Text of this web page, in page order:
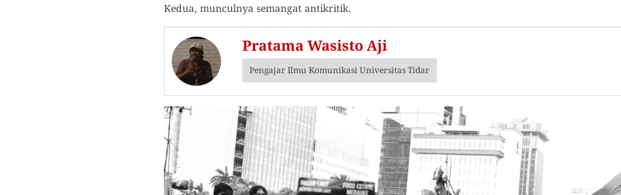
Kedua, munculnya semangat antikritik.
Pratama Wasisto Aji
Pengajar Ilmu Komunikasi Universitas Tidar